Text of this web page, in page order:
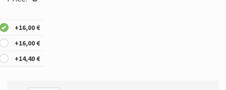
+16,00 €
+16,00 €
+14,40 €